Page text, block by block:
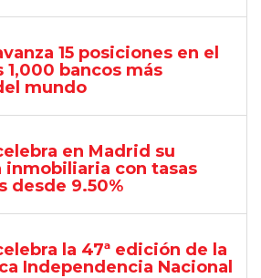
15 posiciones en el
bancos más
mundo
en Madrid su
inmobiliaria con tasas
desde 9.50%
la 47ª edición de la
Independencia Nacional